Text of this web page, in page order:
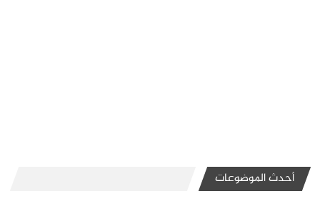
أحدث الموضوعات